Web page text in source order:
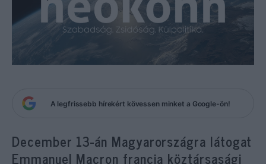
A legfrissebb hírekért kövessen minket a Google-ön!
December 13-án Magyarországra látogat
Emmanuel Macron francia köztársasági